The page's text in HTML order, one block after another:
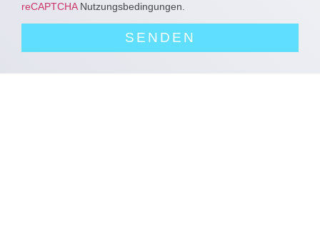
reCAPTCHANutzungsbedingungen.
SENDEN